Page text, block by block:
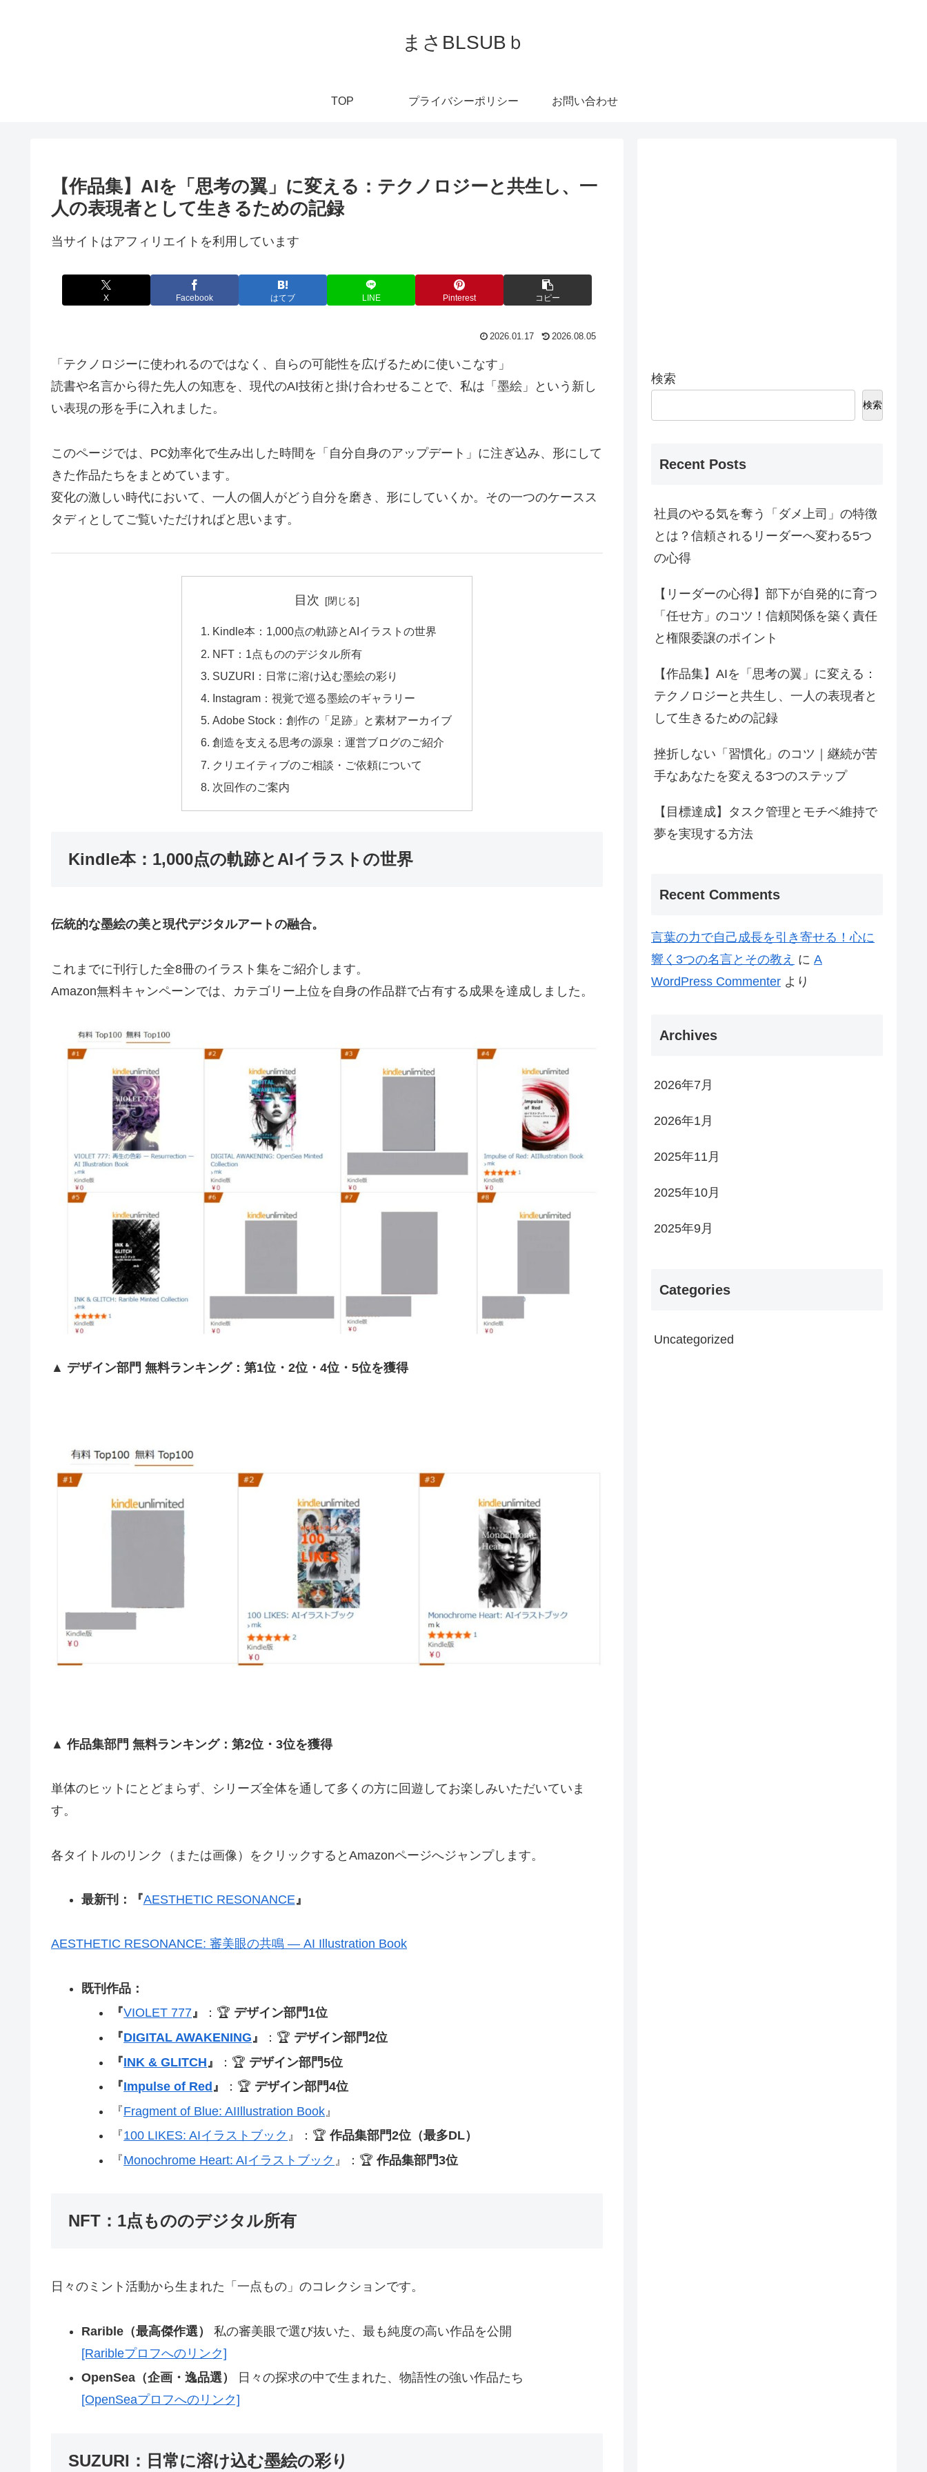
まさBLSUBｂ
TOP プライバシーポリシー お問い合わせ
【作品集】AIを「思考の翼」に変える：テクノロジーと共生し、一
人の表現者として生きるための記録
当サイトはアフィリエイトを利用しています
X Facebook はてブ LINE Pinterest コピー
2026.01.17 2026.08.05
「テクノロジーに使われるのではなく、自らの可能性を広げるために使いこなす」
読書や名言から得た先人の知恵を、現代のAI技術と掛け合わせることで、私は「墨絵」という新し
い表現の形を手に入れました。
このページでは、PC効率化で生み出した時間を「自分自身のアップデート」に注ぎ込み、形にして
きた作品たちをまとめています。
変化の激しい時代において、一人の個人がどう自分を磨き、形にしていくか。その一つのケースス
タディとしてご覧いただければと思います。
目次
Kindle本：1,000点の軌跡とAIイラストの世界
NFT：1点もののデジタル所有
SUZURI：日常に溶け込む墨絵の彩り
Instagram：視覚で巡る墨絵のギャラリー
Adobe Stock：創作の「足跡」と素材アーカイブ
創造を支える思考の源泉：運営ブログのご紹介
クリエイティブのご相談・ご依頼について
次回作のご案内
Kindle本：1,000点の軌跡とAIイラストの世界
伝統的な墨絵の美と現代デジタルアートの融合。
これまでに刊行した全8冊のイラスト集をご紹介します。
Amazon無料キャンペーンでは、カテゴリー上位を自身の作品群で占有する成果を達成しました。
▲ デザイン部門 無料ランキング：第1位・2位・4位・5位を獲得
▲ 作品集部門 無料ランキング：第2位・3位を獲得
単体のヒットにとどまらず、シリーズ全体を通して多くの方に回遊してお楽しみいただいていま
す。
各タイトルのリンク（または画像）をクリックするとAmazonページへジャンプします。
最新刊：『AESTHETIC RESONANCE 』
AESTHETIC RESONANCE: 審美眼の共鳴 — AI Illustration Book
既刊作品：
『VIOLET 777』 ：🏆 デザイン部門1位
『DIGITAL AWAKENING 』 ：🏆 デザイン部門2位
『INK & GLITCH 』 ：🏆 デザイン部門5位
『Impulse of Red 』 ：🏆 デザイン部門4位
『Fragment of Blue: AIIllustration Book 』
『100 LIKES: AIイラストブック 』：🏆作品集部門2位（最多DL）
『Monochrome Heart: AIイラストブック 』：🏆作品集部門3位
NFT：1点もののデジタル所有
日々のミント活動から生まれた「一点もの」のコレクションです。
Rarible（最高傑作選）
私の審美眼で選び抜いた、最も純度の高い作品を公開
[Raribleプロフへのリンク]
OpenSea（企画・逸品選）
日々の探求の中で生まれた、物語性の強い作品たち
[OpenSeaプロフへのリンク]
SUZURI：日常に溶け込む墨絵の彩り
検索
検索
Recent Posts
社員のやる気を奪う「ダメ上司」の特徴
とは？信頼されるリーダーへ変わる5つ
の心得
【リーダーの心得】部下が自発的に育つ
「任せ方」のコツ！信頼関係を築く責任
と権限委譲のポイント
【作品集】AIを「思考の翼」に変える：
テクノロジーと共生し、一人の表現者と
して生きるための記録
挫折しない「習慣化」のコツ｜継続が苦
手なあなたを変える3つのステップ
【目標達成】タスク管理とモチベ維持で
夢を実現する方法
Recent Comments
言葉の力で自己成長を引き寄せる！心に
響く3つの名言とその教え に A
WordPress Commenter より
Archives
2026年7月
2026年1月
2025年11月
2025年10月
2025年9月
Categories
Uncategorized